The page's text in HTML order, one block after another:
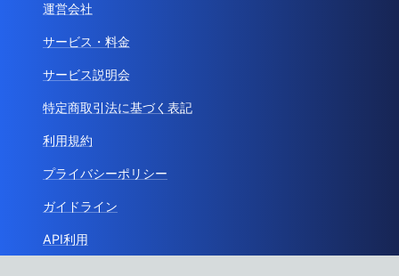
運営会社
サービス・料金
サービス説明会
特定商取引法に基づく表記
利用規約
プライバシーポリシー
ガイドライン
API利用